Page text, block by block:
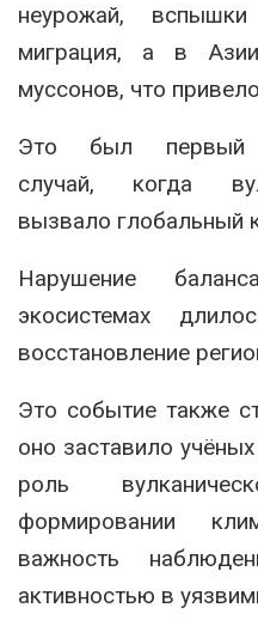
неурожай,
миграция, а в
муссонов, что
Это был первый
случай, когда
вызвало глобальный
Нарушение
экосистемах
восстановление
Это событие также
оно заставило
роль
формировании
важность
активностью в